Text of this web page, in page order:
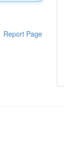
Report Page